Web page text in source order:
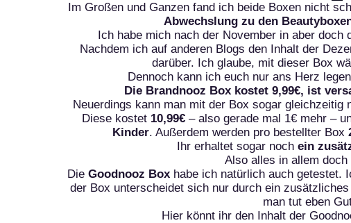
Im Großen und Ganzen fand ich beide Boxen nicht
Abwechslung zu den
Ich habe mich nach der November in aber
Nachdem ich auf anderen Blogs den Inhalt der
darüber. Ich glaube, mit dieser Box
Dennoch kann ich euch nur ans Herz
Die Brandnooz Box kostet 9,99€, ist
Neuerdings kann man mit der Box sogar gleichzeitig
Diese kostet 10,99€– also gerade mal 1€ mehr –
Kinder. Außerdem werden pro bestellter Box
Ihr erhaltet sogar noch ein
Also alles in allem
Die Goodnooz Box habe ich natürlich auch getestet.
der Box unterscheidet sich nur durch ein
man tut eben
Hier könnt ihr den Inhalt der